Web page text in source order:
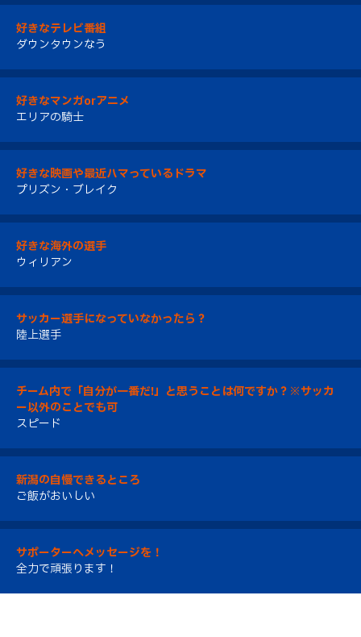
好きなテレビ番組
ダウンタウンなう
好きなマンガorアニメ
エリアの騎士
好きな映画や最近ハマっているドラマ
プリズン・ブレイク
好きな海外の選手
ウィリアン
サッカー選手になっていなかったら？
陸上選手
チーム内で「自分が一番だ!」と思うことは何ですか？※サッカ
ー以外のことでも可
スピード
新潟の自慢できるところ
ご飯がおいしい
サポーターへメッセージを！
全力で頑張ります！